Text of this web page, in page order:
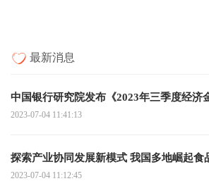
最新消息
中国银行研究院发布《2023年三季度经济
2023-07-04 11:41:13
探索产业协同发展新模式 我国多地崛起食
2023-07-04 11:12:45